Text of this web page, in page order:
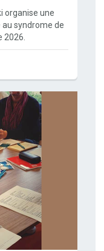
organise une
au syndrome de
2026.